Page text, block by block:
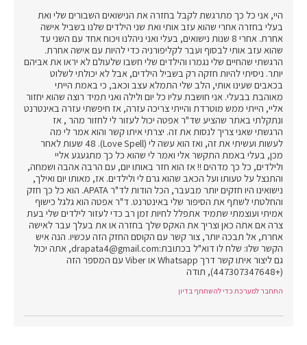
היי, אני כל כך מתרגשת לקבל בחזרה את הנישואים השבורים שלי ואת
בעלי בחזרה אחרי שהוא עזב אותי ואת שני הילדים שלנו בשביל אישה
אחרת. אחרי 8 שנות נישואים, בעלי ואני ניהלנו ויכוח אחד עם השני עד
שהוא עזב אותי לבסוף ועבר לקליפורניה כדי להיות עם אישה אחרת.
הרגשתי שהחיים שלי נגמרו והילדים שלי חשבו שלעולם לא יראו את אביהם
יותר. ניסיתי להיות חזקה רק בשביל הילדים, אבל לא יכולתי לשלוט
בכאבים שעינו אותי, הלב שלי התמלא עצב וכאב, כי באמת הייתי
מאוהבת בבעלי. אני חושבת עליו כל יום ולילה ואני תמיד רוצה שהוא יחזור
אליי, הייתי ממש מוטרדת והייתי צריכה עזרה, אז חיפשתי עזרה באינטרנט
ונתקלתי באתר שהציע שד"ר אפטה יכול לעזור לי לחזור מהר , אז
הרגשתי שאני צריך לנסות את זה. יצרתי איתו קשר והוא אמר לי מה
לעשות ועשיתי את זה, ואז הוא עשה לי (Love Spell). 48 שעות לאחר
מכן, בעלי באמת התקשר אלי ואמר לי שהוא כל כך מתגעגע אליי
ולילדים, כל כך מדהים !! אז הוא חזר באותו יום, עם הרבה אהבה ושמחה,
והתנצל על טעותו ועל הכאב שהוא גרם לי ולילדים. אז, מאותו יום ואילך,
נישואינו היו חזקים יותר מבעבר, הכל הודות לד"ר APATA. הוא כל כך חזק
והחלטתי לשתף את הסיפור שלי באינטרנט. ד"ר אפטה הוא גלגל כישוף
אמיתי ועוצמתי שתמיד אתפלל לחיות זמן רב כדי לעזור לילדים שלי בעת
צרה אם אתה כאן וצריך את האקס שלך בחזרה או את בעלך עבר לאישה
אחרת, אל תבכה יותר, צור קשר עם הקוסם החזק הזה עכשיו. הנה איש
הקשר שלו: שלח לו דוא"ל בכתובת:drapata4@gmail.com, אתה יכול
גם ליצור איתו קשר דרך Whatsapp או Viber עם המספר הזה
(+447307347648), תודה
התחבר למערכת כדי להשתתף בדיון